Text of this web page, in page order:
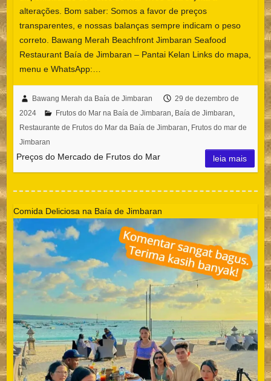
alterações. Bom saber: Somos a favor de preços
transparentes, e nossas balanças sempre indicam o peso
correto. Bawang Merah Beachfront Jimbaran Seafood
Restaurant Baía de Jimbaran – Pantai Kelan Links do mapa,
menu e WhatsApp:…
Bawang Merah da Baía de Jimbaran
29 de dezembro de
2024
Frutos do Mar na Baía de Jimbaran Baía de Jimbaran
Restaurante de Frutos do Mar da Baía de Jimbaran Frutos do mar de
Jimbaran
Preços do Mercado de Frutos do Mar leia mais
Comida Deliciosa na Baía de Jimbaran